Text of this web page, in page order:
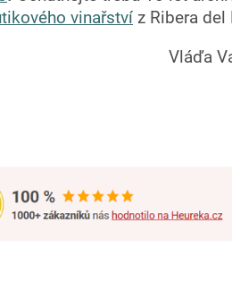
vinařství z Ribera del
Vláďa